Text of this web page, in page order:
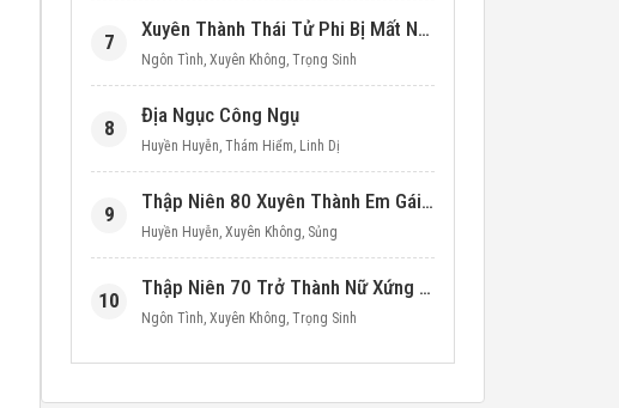
7
Xuyên Thành Thái Tử Phi Bị Mất Nước
Ngôn Tình, Xuyên Không, Trọng Sinh
8
Địa Ngục Công Ngụ
Huyền Huyễn, Thám Hiểm, Linh Dị
9
Thập Niên 80 Xuyên Thành Em Gái Học Bá
Huyền Huyễn, Xuyên Không, Sủng
10
Thập Niên 70 Trở Thành Nữ Xứng Nuôi Con Làm Giàu
Ngôn Tình, Xuyên Không, Trọng Sinh